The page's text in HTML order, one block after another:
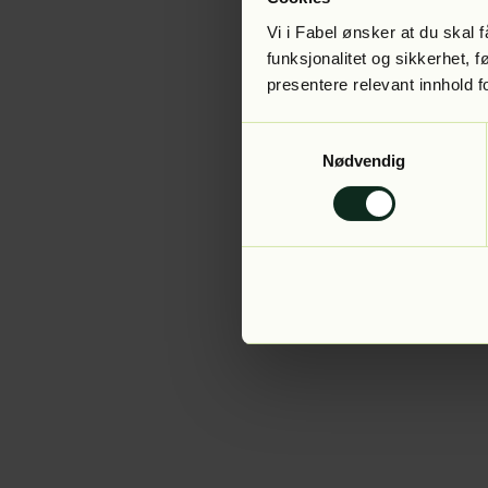
Vi i Fabel ønsker at du skal
funksjonalitet og sikkerhet,
presentere relevant innhold
Nødvendig
Application